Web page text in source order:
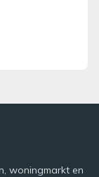
woningmarkt en